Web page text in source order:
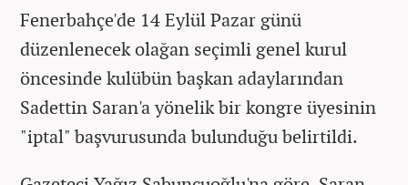
Fenerbahçe'de 14 Eylül Pazar günü
düzenlenecek olağan seçimli genel kurul
öncesinde kulübün başkan adaylarından
Sadettin Saran'a yönelik bir kongre üyesinin
"iptal" başvurusunda bulunduğu belirtildi.